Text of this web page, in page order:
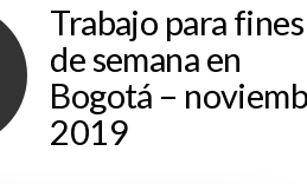
Trabajo para fines
de semana en
Bogotá –
2019